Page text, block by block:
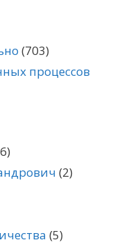
(703)
процессов
(2)
(5)